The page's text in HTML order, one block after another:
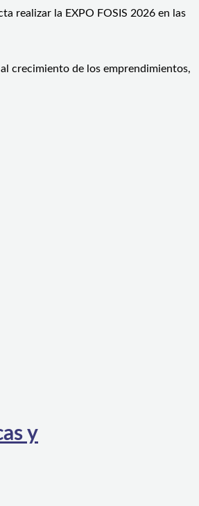
realizar la EXPO FOSIS 2026 en las
crecimiento de los emprendimientos,
y